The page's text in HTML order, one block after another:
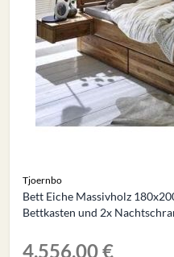
Tjoernbo
Bett Eiche Massivholz
Bettkasten und 2x
4.556,00 €